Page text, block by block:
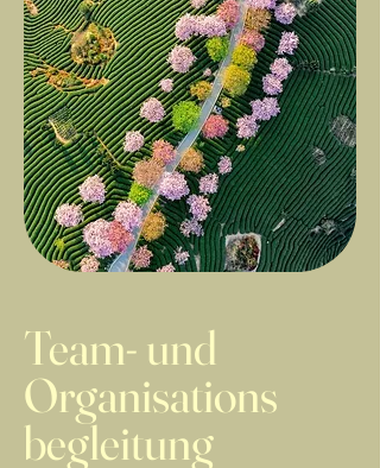
Team- und
Organisations
begleitung